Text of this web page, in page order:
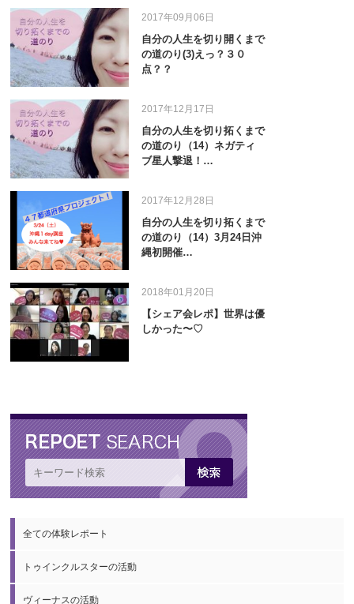
2017年09月06日
自分の人生を切り開くまで
の道のり(3)えっ？３０
点？？
2017年12月17日
自分の人生を切り拓くまで
の道のり（14）ネガティ
ブ星人撃退！…
2017年12月28日
自分の人生を切り拓くまで
の道のり（14）3月24日沖
縄初開催…
2018年01月20日
【シェア会レポ】世界は優
しかった〜♡
全ての体験レポート
トゥインクルスターの活動
ヴィーナスの活動